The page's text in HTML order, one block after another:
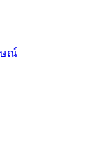
ษณ์